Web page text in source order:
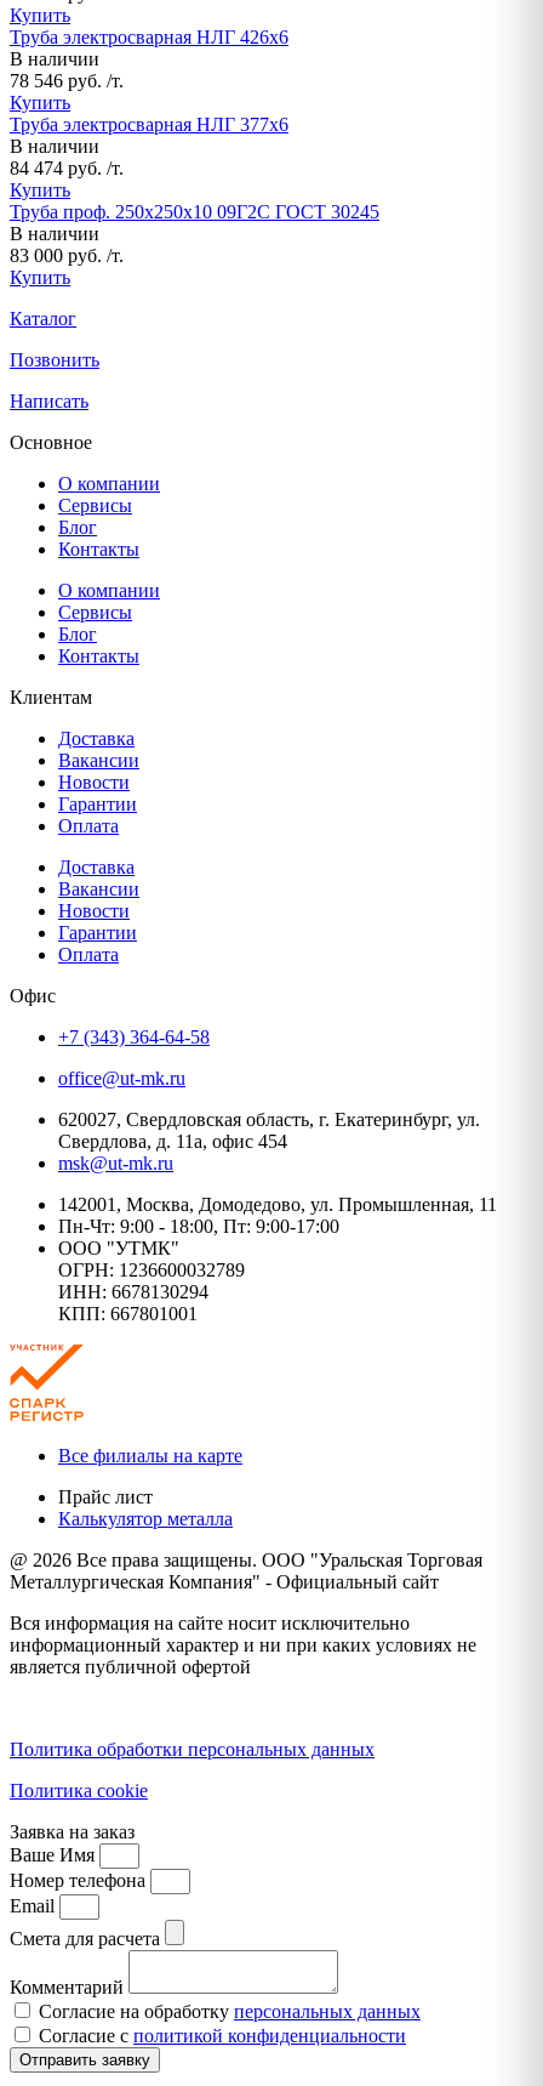
Купить
Труба электросварная НЛГ 426х6
В наличии
78 546 руб. /т.
Купить
Труба электросварная НЛГ 377х6
В наличии
84 474 руб. /т.
Купить
Труба проф. 250х250х10 09Г2С ГОСТ 30245
В наличии
83 000 руб. /т.
Купить
Каталог
Позвонить
Написать
Основное
О компании
Сервисы
Блог
Контакты
О компании
Сервисы
Блог
Контакты
Клиентам
Доставка
Вакансии
Новости
Гарантии
Оплата
Доставка
Вакансии
Новости
Гарантии
Оплата
Офис
+7 (343) 364-64-58
office@ut-mk.ru
620027, Свердловская область, г. Екатеринбург, ул.
Свердлова, д. 11а, офис 454
msk@ut-mk.ru
142001, Москва, Домодедово, ул. Промышленная, 11
Пн-Чт: 9:00 - 18:00, Пт: 9:00-17:00
ООО "УТМК"
ОГРН: 1236600032789
ИНН: 6678130294
КПП: 667801001
Все филиалы на карте
Прайс лист
Калькулятор металла
@ 2026 Все права защищены. ООО "Уральская Торговая
Металлургическая Компания" - Официальный сайт
Вся информация на сайте носит исключительно
информационный характер и ни при каких условиях не
является публичной офертой
Политика обработки персональных данных
Политика cookie
Заявка на заказ
Ваше Имя
Номер телефона
Email
Смета для расчета
Комментарий
Согласие на обработку персональных данных
Согласие с политикой конфиденциальности
Отправить заявку